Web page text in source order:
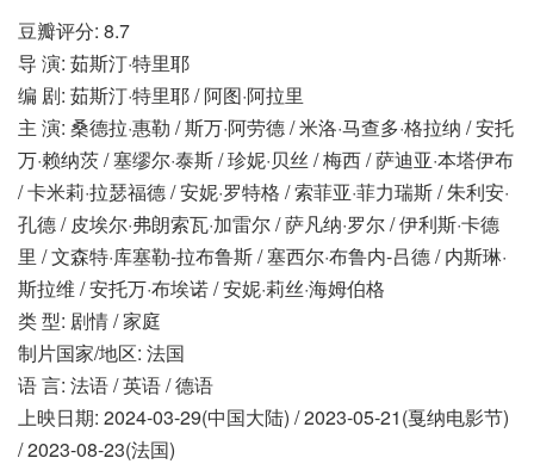
豆瓣评分: 8.7
导 演: 茹斯汀·特里耶
编 剧: 茹斯汀·特里耶 / 阿图·阿拉里
主 演: 桑德拉·惠勒 / 斯万·阿劳德 / 米洛·马查多·格拉纳 / 安托
万·赖纳茨 / 塞缪尔·泰斯 / 珍妮·贝丝 / 梅西 / 萨迪亚·本塔伊布
/ 卡米莉·拉瑟福德 / 安妮·罗特格 / 索菲亚·菲力瑞斯 / 朱利安·
孔德 / 皮埃尔·弗朗索瓦·加雷尔 / 萨凡纳·罗尔 / 伊利斯·卡德
里 / 文森特·库塞勒-拉布鲁斯 / 塞西尔·布鲁内-吕德 / 内斯琳·
斯拉维 / 安托万·布埃诺 / 安妮·莉丝·海姆伯格
类 型: 剧情 / 家庭
制片国家/地区: 法国
语 言: 法语 / 英语 / 德语
上映日期: 2024-03-29(中国大陆) / 2023-05-21(戛纳电影节)
/ 2023-08-23(法国)